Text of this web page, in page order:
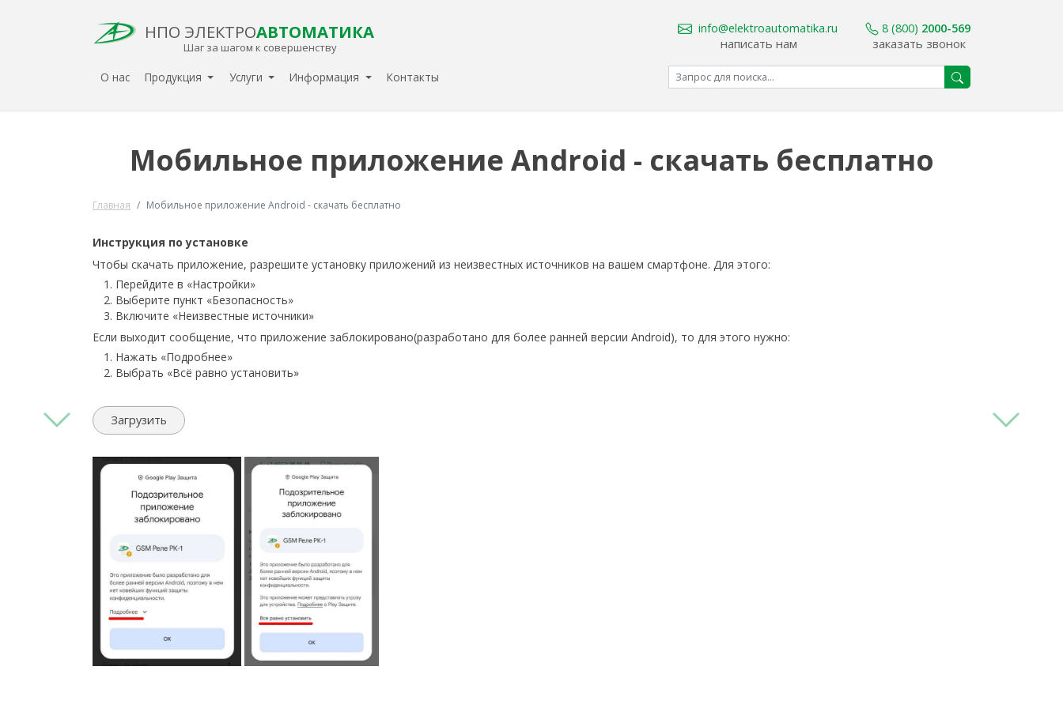
НПО ЭЛЕКТРОАВТОМАТИКА
Шаг за шагом к совершенству
info@elektroautomatika.ru
написать нам
8 (800) 2000-569
заказать звонок
О нас Продукция Услуги Информация Контакты
Мобильное приложение Android - скачать бесплатно
Главная Мобильное приложение Android - скачать бесплатно
Инструкция по установке
Чтобы скачать приложение, разрешите установку приложений из неизвестных источников на вашем смартфоне. Для этого:
Перейдите в «Настройки»
Выберите пункт «Безопасность»
Включите «Неизвестные источники»
Если выходит сообщение, что приложение заблокировано(разработано для более ранней версии Android), то для этого нужно:
Нажать «Подробнее»
Выбрать «Всё равно установить»
Загрузить